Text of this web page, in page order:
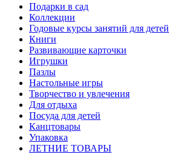
Подарки в сад
Коллекции
Годовые курсы занятий для детей
Книги
Развивающие карточки
Игрушки
Пазлы
Настольные игры
Творчество и увлечения
Для отдыха
Посуда для детей
Канцтовары
Упаковка
ЛЕТНИЕ ТОВАРЫ